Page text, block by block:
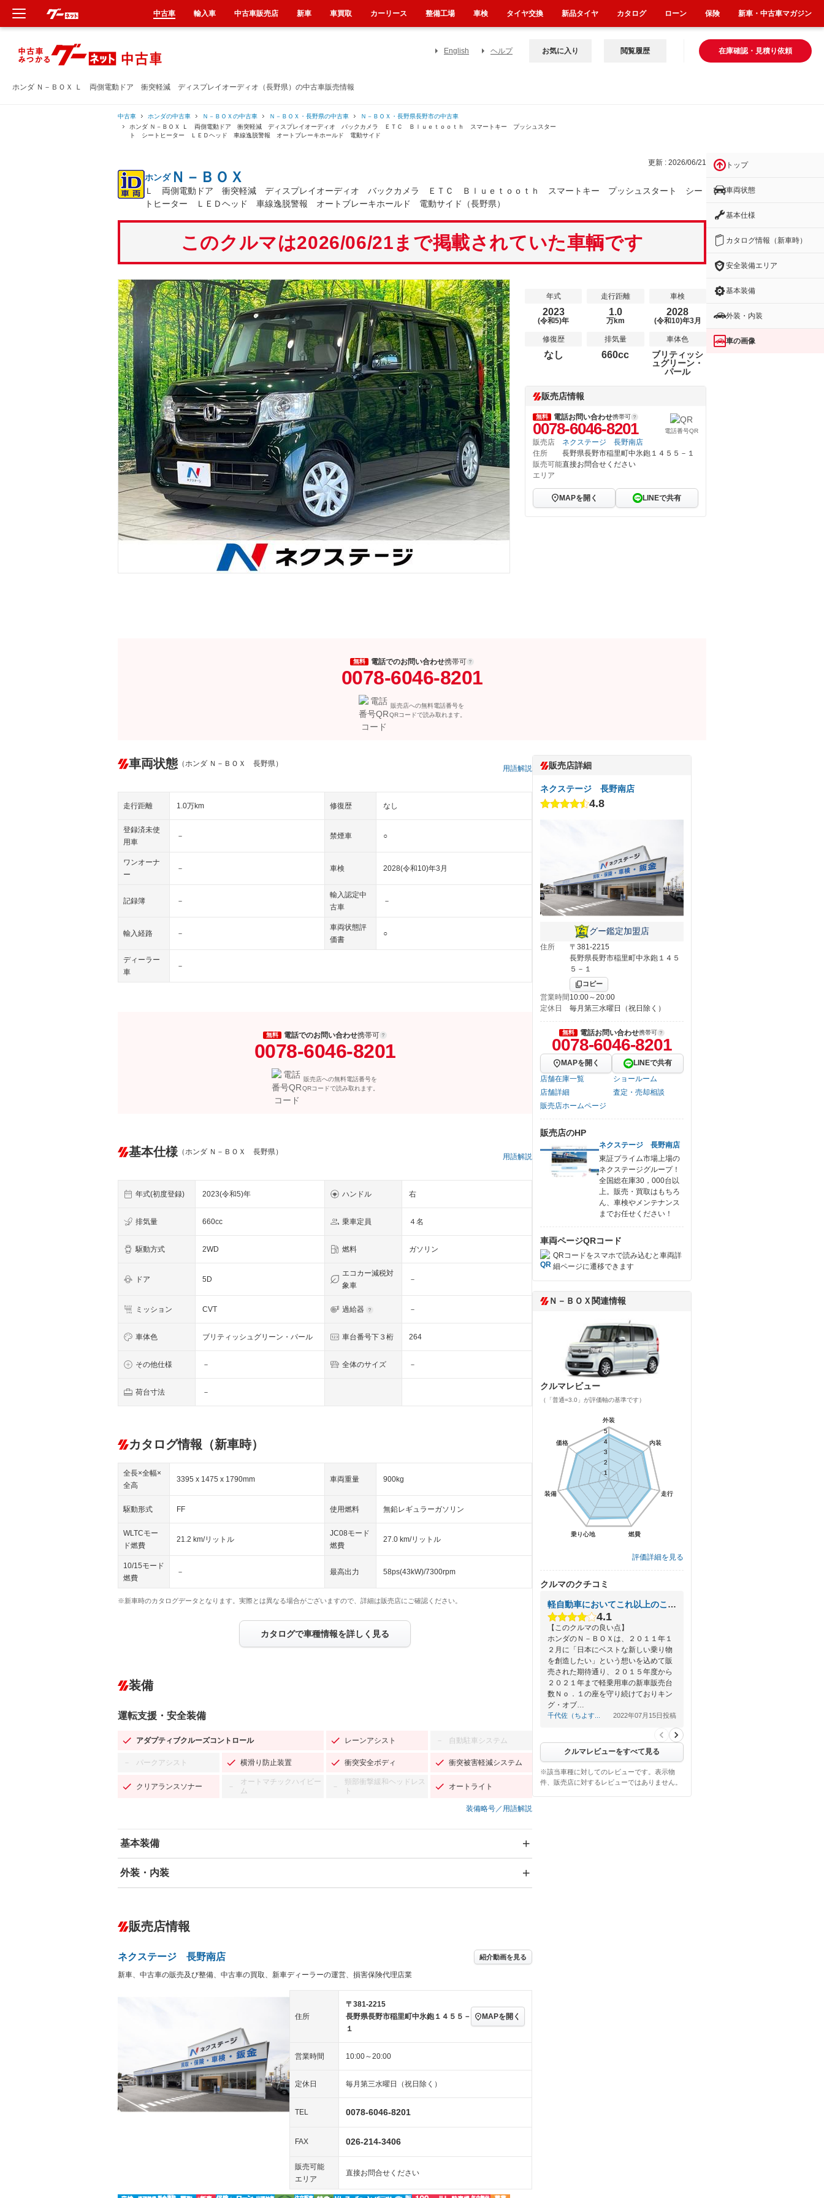
ホンダ Ｎ－ＢＯＸ Ｌ 両側電動ドア 衝突軽減 ディスプレイオーディオ（長野県）の中古車販売情報
English ヘルプ 在庫確認・見積り依頼
お気に入り 閲覧履歴
中古車 ホンダの中古車 Ｎ－ＢＯＸの中古車 Ｎ－ＢＯＸ・長野県の中古車
Ｎ－ＢＯＸ・長野県長野市の中古車
ホンダ Ｎ－ＢＯＸ Ｌ 両側電動ドア 衝突軽減 ディスプレイオーディオ バックカメラ ＥＴＣ Ｂｌｕｅｔｏｏｔｈ スマートキー プッシュスター
ト シートヒーター ＬＥＤヘッド 車線逸脱警報 オートブレーキホールド 電動サイド
更新 : 2026/06/21
ホンダＮ－ＢＯＸ
Ｌ 両側電動ドア 衝突軽減 ディスプレイオーディオ バックカメラ ＥＴＣ Ｂｌｕｅｔｏｏｔｈ スマートキー プッシュスタート シー
トヒーター ＬＥＤヘッド 車線逸脱警報 オートブレーキホールド 電動サイド（長野県）
このクルマは2026/06/21まで掲載されていた車輌です
年式
2023
(令和5)年
走行距離
1.0
万km
車検
2028
(令和10)年3月
修復歴
なし
排気量
660cc
車体色
ブリティッシ
ュグリーン・
パール
販売店情報
無料 電話お問い合わせ携帯可
0078-6046-8201 電話番号QR
販売店
ネクステージ 長野南店
住所
長野県長野市稲里町中氷鉋１４５５－１
販売可能
エリア
直接お問合せください
MAPを開く LINEで共有
無料 電話でのお問い合わせ携帯可
0078-6046-8201
販売店への無料電話番号を
QRコードで読み取れます。
車両状態 （ホンダ Ｎ－ＢＯＸ 長野県）
用語解説
走行距離 1.0万km 修復歴 なし
登録済未使
用車
－ 禁煙車 ○
ワンオーナ
ー
－ 車検 2028(令和10)年3月
記録簿 －
輸入認定中
古車
－
輸入経路 －
車両状態評
価書
○
ディーラー
車
－
無料 電話でのお問い合わせ携帯可
0078-6046-8201
販売店への無料電話番号を
QRコードで読み取れます。
基本仕様 （ホンダ Ｎ－ＢＯＸ 長野県）
用語解説
年式(初度登録) 2023(令和5)年 ハンドル 右
排気量 660cc 乗車定員 ４名
駆動方式 2WD 燃料 ガソリン
ドア 5D
エコカー減税対
象車
－
ミッション CVT 過給器 －
車体色 ブリティッシュグリーン・パール 車台番号下３桁 264
その他仕様 － 全体のサイズ －
荷台寸法 －
カタログ情報（新車時）
全長×全幅×
全高
3395 x 1475 x 1790mm 車両重量 900kg
駆動形式 FF 使用燃料 無鉛レギュラーガソリン
WLTCモー
ド燃費
21.2 km/リットル
JC08モード
燃費
27.0 km/リットル
10/15モード
燃費
－ 最高出力 58ps(43kW)/7300rpm
※新車時のカタログデータとなります。実際とは異なる場合がございますので、詳細は販売店にご確認ください。
カタログで車種情報を詳しく見る
装備
運転支援・安全装備
アダプティブクルーズコントロール レーンアシスト － 自動駐車システム
－ パークアシスト 横滑り防止装置 衝突安全ボディ 衝突被害軽減システム
クリアランスソナー －
オートマチックハイビー
ム
－
頸部衝撃緩和ヘッドレス
ト
オートライト
装備略号／用語解説
基本装備
エアバッグ：運転席/助手席/サイド
－ ダウンヒルアシストコントロール
Bluetooth接続 センターデフロック
装備略号／用語解説
外装・内装
－ オーディオ
－
ー
キーレス
LEDヘッドランプ － HID(キセノンライト) － ポータブルナビ
3列シート ベンチシート
フルフラットシート － チップアップシート
シートヒーター － ウォークスルー
－ フロントカメラ － シートエアコン 全周囲カメラ －
ルーフレール
販売店情報
ネクステージ 長野南店 紹介動画を見る
新車、中古車の販売及び整備、中古車の買取、新車ディーラーの運営、損害保険代理店業
住所
〒381-2215
長野県長野市稲里町中氷鉋１４５５－
１
MAPを開く
営業時間 10:00～20:00
定休日 毎月第三水曜日（祝日除く）
TEL 0078-6046-8201
FAX 026-214-3406
販売可能
エリア
直接お問合せください
販売店詳細
ネクステージ 長野南店
4.8
グー鑑定加盟店
住所
〒381-2215
長野県長野市稲里町中氷鉋１４５
５－１
コピー
営業時間10:00～20:00
定休日
毎月第三水曜日（祝日除く）
無料 電話お問い合わせ携帯可
0078-6046-8201
MAPを開く
LINEで共有
店舗在庫一覧
ショールーム
店舗詳細
査定・売却相談
販売店ホームページ
販売店のHP
ネクステージ 長野南店
東証プライム市場上場の
ネクステージグループ！
全国総在庫30，000台以
上。販売・買取はもちろ
ん、車検やメンテナンス
までお任せください！
車両ページQRコード
QRコードをスマホで読み込むと車両詳
細ページに遷移できます
Ｎ－ＢＯＸ関連情報
クルマレビュー
（「普通=3.0」が評価軸の基準です）
外装
内装
走行
燃費
乗り心地
装備
価格
1
2
3
4
5
外装
内装
走行
燃費
乗り心地
装備
価格
1
2
3
4
5
評価詳細を見る
クルマのクチコミ
軽自動車においてこれ以上のことは必要ないと思わせる絶対王者
4.1
【このクルマの良い点】
ホンダのＮ－ＢＯＸは、２０１１年１
２月に「日本にベストな新しい乗り物
を創造したい」という想いを込めて販
売された期待通り、２０１５年度から
２０２１年まで軽乗用車の新車販売台
数Ｎｏ．１の座を守り続けておりキン
グ・オブ…
千代佐（ちよす... 2022年07月15日投稿
クルマレビューをすべて見る
※該当車種に対してのレビューです。表示物
件、販売店に対するレビューではありません。
トップ
車両状態
基本仕様
カタログ情報（新車時）
安全装備エリア
基本装備
外装・内装
車の画像
中古車 輸入車 中古車販売店 新車 車買取 カーリース 整備工場 車検 タイヤ交換 新品タイヤ カタログ ローン 保険 新車・中古車マガジン
新車
中古車